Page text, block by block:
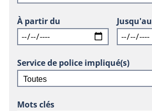
À partir du Jusqu'au
Service de police impliqué(s)
Mots clés